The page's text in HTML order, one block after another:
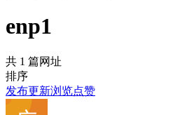
enp1
共 1 篇网址
排序
发布更新浏览点赞